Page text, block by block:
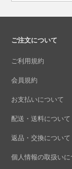
ご注文について
ご利用規約
会員規約
お支払いについて
配送・送料について
返品・交換について
個人情報の取扱いに